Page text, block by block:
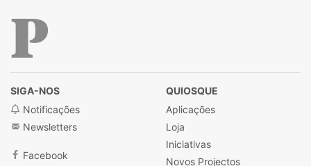
SIGA-NOS
Notificações
Newsletters
Facebook
QUIOSQUE
Aplicações
Loja
Iniciativas
Novos Projectos